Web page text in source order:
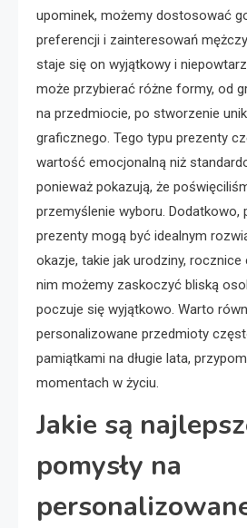
upominek, możemy dostosować
preferencji i zainteresowań
staje się on wyjątkowy i
może przybierać różne formy, od
na przedmiocie, po stworzenie
graficznego. Tego typu prezenty
wartość emocjonalną niż
ponieważ pokazują, że
przemyślenie wyboru. Dodatkowo,
prezenty mogą być idealnym
okazje, takie jak urodziny, rocznice
nim możemy zaskoczyć bliską
poczuje się wyjątkowo. Warto
personalizowane przedmioty
pamiątkami na długie lata,
momentach w życiu.
Jakie są
pomysły na